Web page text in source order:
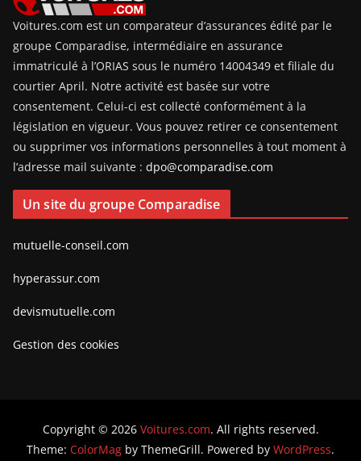
Voitures.com est un comparateur d’assurances édité par le
groupe Comparadise, intermédiaire en assurance
immatriculé à l’ORIAS sous le numéro 14004349 et filiale du
courtier April. Notre activité est basée sur votre
consentement. Celui-ci est collecté conformément à la
législation en vigueur. Vous pouvez retirer ce consentement
ou supprimer vos informations personnelles à tout moment à
l’adresse mail suivante : dpo@comparadise.com
Un site du groupe Comparadise
mutuelle-conseil.com
hyperassur.com
devismutuelle.com
Gestion des cookies
Copyright © 2026 Voitures.com. All rights reserved.
Theme: ColorMag by ThemeGrill. Powered by WordPress.